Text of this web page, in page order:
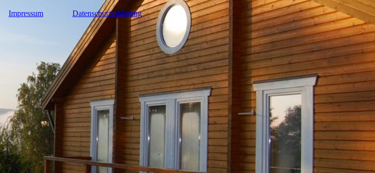
Impressum Datenschutzerklärung